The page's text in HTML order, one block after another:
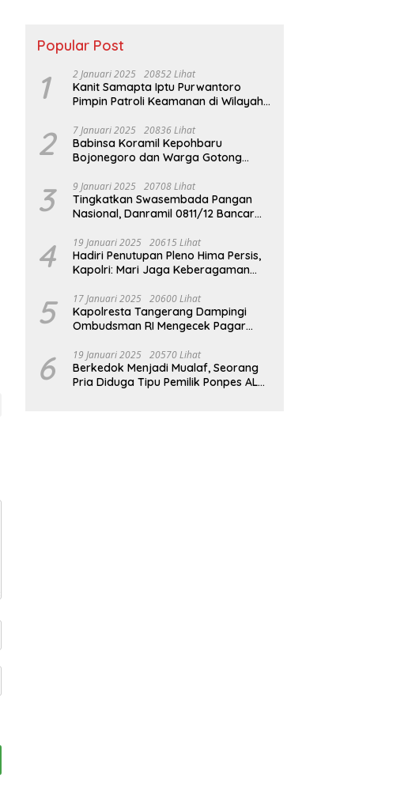
Popular Post
1 2 Januari 2025 20852 Lihat
Kanit Samapta Iptu Purwantoro
Pimpin Patroli Keamanan di Wilayah
2 7 Januari 2025 20836 Lihat
Babinsa Koramil Kepohbaru
Bojonegoro dan Warga Gotong
Gedung SDN Pejok
3 9 Januari 2025 20708 Lihat
Tingkatkan Swasembada Pangan
Nasional, Danramil 0811/12 Bancar
Petani Tanam Padi Di Desa Pugoh
4 19 Januari 2025 20615 Lihat
Hadiri Penutupan Pleno Hima Persis,
Kapolri: Mari Jaga Keberagaman
2045
5 17 Januari 2025 20600 Lihat
Kapolresta Tangerang Dampingi
Ombudsman RI Mengecek Pagar
6 19 Januari 2025 20570 Lihat
Berkedok Menjadi Mualaf, Seorang
Pria Diduga Tipu Pemilik Ponpes AL